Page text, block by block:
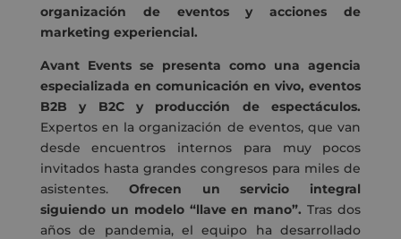
organización de eventos y acciones de
marketing experiencial.
Avant Events se presenta como una agencia
especializada en comunicación en vivo, eventos
B2B y B2C y producción de espectáculos.
Expertos en la organización de eventos, que van
desde encuentros internos para muy pocos
invitados hasta grandes congresos para miles de
asistentes. Ofrecen un servicio integral
siguiendo un modelo “llave en mano”. Tras dos
años de pandemia, el equipo ha desarrollado